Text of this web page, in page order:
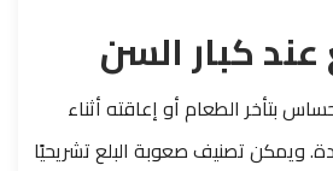
كبار السن
بتأخر الطعام أو إعاقته أثناء
ويمكن تصنيف صعوبة البلع تشريحيًا